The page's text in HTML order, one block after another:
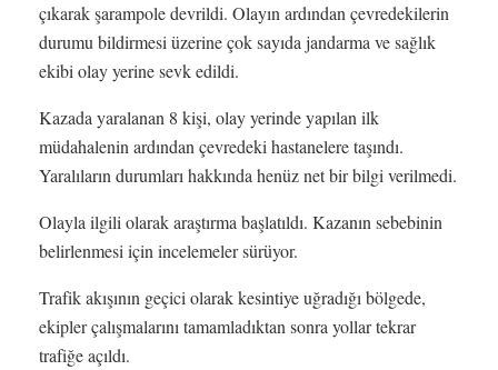
çıkarak şarampole devrildi. Olayın ardından çevredekilerin
durumu bildirmesi üzerine çok sayıda jandarma ve sağlık
ekibi olay yerine sevk edildi.
Kazada yaralanan 8 kişi, olay yerinde yapılan ilk
müdahalenin ardından çevredeki hastanelere taşındı.
Yaralıların durumları hakkında henüz net bir bilgi verilmedi.
Olayla ilgili olarak araştırma başlatıldı. Kazanın sebebinin
belirlenmesi için incelemeler sürüyor.
Trafik akışının geçici olarak kesintiye uğradığı bölgede,
ekipler çalışmalarını tamamladıktan sonra yollar tekrar
trafiğe açıldı.